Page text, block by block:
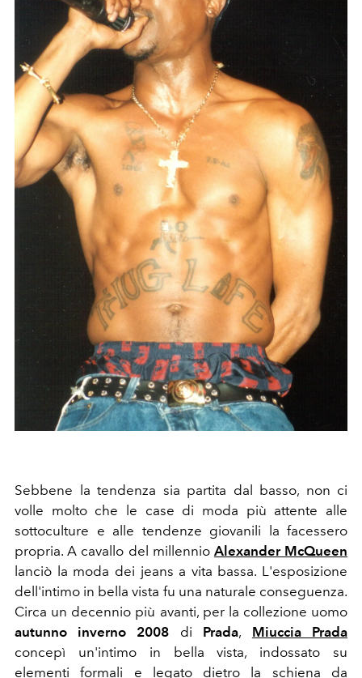
Sebbene la tendenza sia partita dal basso, non ci
volle molto che le case di moda più attente alle
sottoculture e alle tendenze giovanili la facessero
propria. A cavallo del millennio Alexander McQueen
lanciò la moda dei jeans a vita bassa. L'esposizione
dell'intimo in bella vista fu una naturale conseguenza.
Circa un decennio più avanti, per la collezione uomo
autunno inverno 2008 di Prada,
Miuccia Prada
concepì un'intimo in bella vista, indossato su
elementi formali e legato dietro la schiena da